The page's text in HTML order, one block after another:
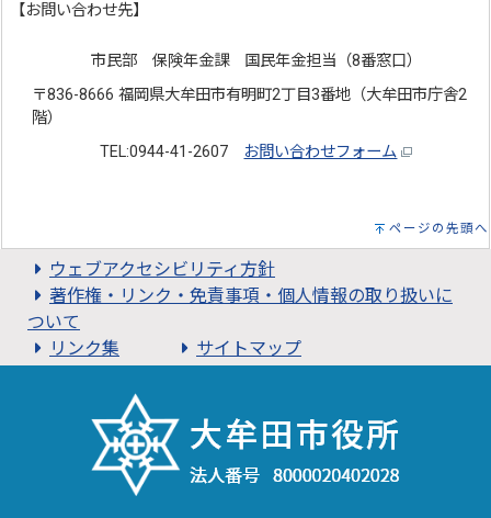
【お問い合わせ先】
市民部 保険年金課 国民年金担当（8番窓口）
〒836-8666 福岡県大牟田市有明町2丁目3番地（大牟田市庁舎2
階）
TEL:0944-41-2607
お問い合わせフォーム
ページの先頭へ
ウェブアクセシビリティ方針
著作権・リンク・免責事項・個人情報の取り扱いに
ついて
リンク集
サイトマップ